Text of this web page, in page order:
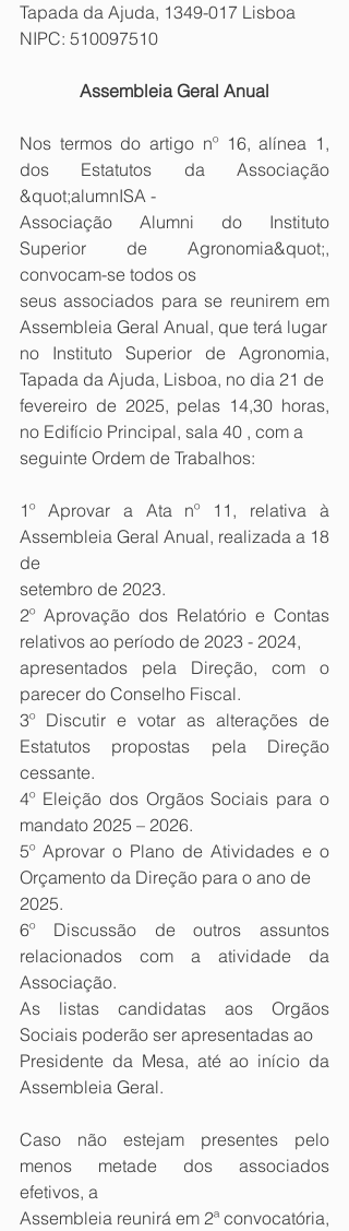
Tapada da Ajuda, 1349-017 Lisboa
NIPC: 510097510
Assembleia Geral Anual
Nos termos do artigo nº 16, alínea 1,
dos Estatutos da Associação
&quot;alumnISA -
Associação Alumni do Instituto
Superior de Agronomia&quot;,
convocam-se todos os
seus associados para se reunirem em
Assembleia Geral Anual, que terá lugar
no Instituto Superior de Agronomia,
Tapada da Ajuda, Lisboa, no dia 21 de
fevereiro de 2025, pelas 14,30 horas,
no Edifício Principal, sala 40 , com a
seguinte Ordem de Trabalhos:
1º Aprovar a Ata nº 11, relativa à
Assembleia Geral Anual, realizada a 18
de
setembro de 2023.
2º Aprovação dos Relatório e Contas
relativos ao período de 2023 - 2024,
apresentados pela Direção, com o
parecer do Conselho Fiscal.
3º Discutir e votar as alterações de
Estatutos propostas pela Direção
cessante.
4º Eleição dos Orgãos Sociais para o
mandato 2025 – 2026.
5º Aprovar o Plano de Atividades e o
Orçamento da Direção para o ano de
2025.
6º Discussão de outros assuntos
relacionados com a atividade da
Associação.
As listas candidatas aos Orgãos
Sociais poderão ser apresentadas ao
Presidente da Mesa, até ao início da
Assembleia Geral.
Caso não estejam presentes pelo
menos metade dos associados
efetivos, a
Assembleia reunirá em 2ª convocatória,